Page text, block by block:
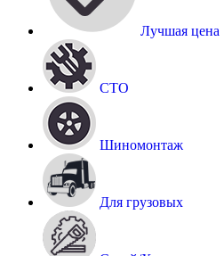
Лучшая цена
СТО
Шиномонтаж
Для грузовых